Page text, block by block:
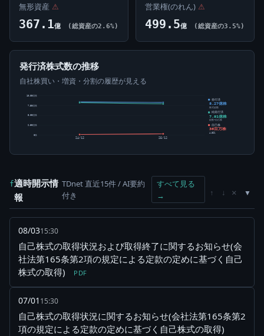
無形資産 ⚠
367.1億 (総資産の2.6%)
営業権(のれん) ⚠
499.5億 (総資産の3.5%)
発行済株式数の推移
自社株買い・増資・分割の履歴が見える
0株
2.50億株
5.00億株
7.50億株
10.00億株
24/12 25/12
発行済
8.27億株
株式総数
純発行済
7.91億株
総数-自己株
自己株
36百万株
4.32%
f適時開示情
報
TDnet 直近15件 / AI要約
付き
すべて見る
→
↑ ↓ ×
08/0315:30
自己株式の取得状況および取得終了に関するお知らせ(会
社法第165条第2項の規定による定款の定めに基づく自己
株式の取得)
PDF
07/01 15:30
自己株式の取得状況に関するお知らせ(会社法第165条第2
項の規定による定款の定めに基づく自己株式の取得)